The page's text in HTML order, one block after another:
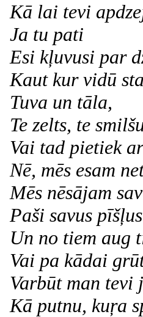
Kā lai tevi
Ja tu pati
Esi kļuvusi par
Kaut kur vidū
Tuva un tāla,
Te zelts, te
Vai tad pietiek
Nē, mēs esam
Mēs nēsājam
Paši savus
Un no tiem aug
Vai pa kādai
Varbūt man tevi
Kā putnu, kuŗa